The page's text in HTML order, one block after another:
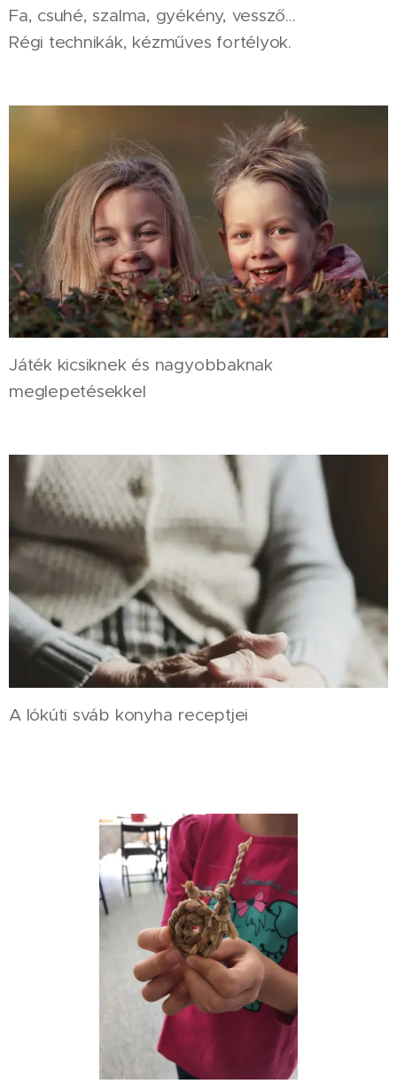
Fa, csuhé, szalma, gyékény, vessző...
Régi technikák, kézműves fortélyok.
Játék kicsiknek és nagyobbaknak
meglepetésekkel
A lókúti sváb konyha receptjei